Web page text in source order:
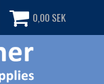
0,00SEK